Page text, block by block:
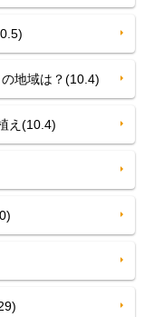
地域は？(10.4)
え(10.4)